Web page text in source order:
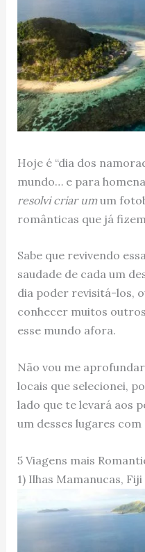
Hoje é “dia dos
mundo… e para
resolvi criar umum
românticas que já
Sabe que revivendo
saudade de cada um
dia poder revisitá-los,
conhecer muitos
esse mundo afora.
Não vou me
locais que selecionei,
lado que te levará aos
um desses lugares
5 Viagens mais
1) Ilhas Mamanucas,